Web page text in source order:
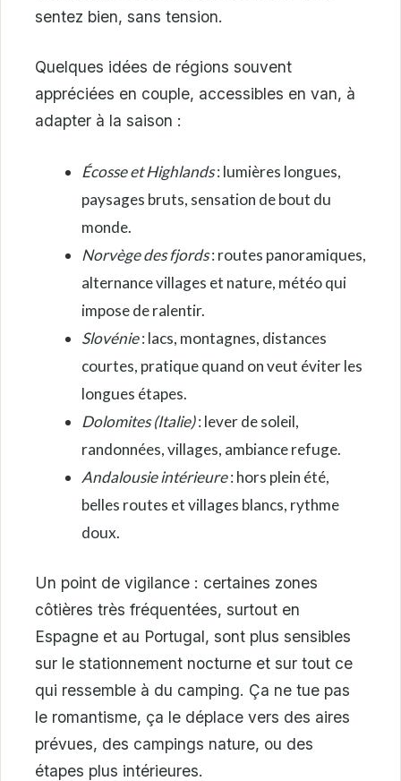
sentez bien, sans tension.
Quelques idées de régions souvent
appréciées en couple, accessibles en van, à
adapter à la saison :
Écosse et Highlands: lumières longues,
paysages bruts, sensation de bout du
monde.
Norvège des fjords: routes panoramiques,
alternance villages et nature, météo qui
impose de ralentir.
Slovénie: lacs, montagnes, distances
courtes, pratique quand on veut éviter les
longues étapes.
Dolomites (Italie): lever de soleil,
randonnées, villages, ambiance refuge.
Andalousie intérieure: hors plein été,
belles routes et villages blancs, rythme
doux.
Un point de vigilance : certaines zones
côtières très fréquentées, surtout en
Espagne et au Portugal, sont plus sensibles
sur le stationnement nocturne et sur tout ce
qui ressemble à du camping. Ça ne tue pas
le romantisme, ça le déplace vers des aires
prévues, des campings nature, ou des
étapes plus intérieures.